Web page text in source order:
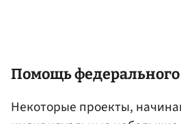
Помощь
Некоторые проекты,